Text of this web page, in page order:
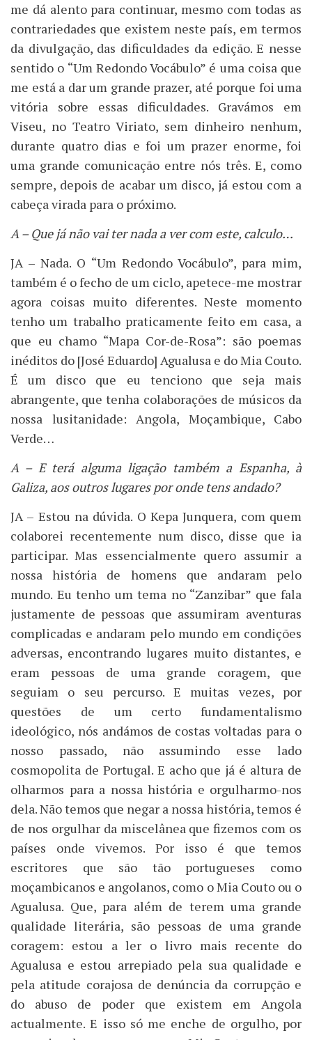
me dá alento para continuar, mesmo com todas as
contrariedades que existem neste país, em termos
da divulgação, das dificuldades da edição. E nesse
sentido o “Um Redondo Vocábulo” é uma coisa que
me está a dar um grande prazer, até porque foi uma
vitória sobre essas dificuldades. Gravámos em
Viseu, no Teatro Viriato, sem dinheiro nenhum,
durante quatro dias e foi um prazer enorme, foi
uma grande comunicação entre nós três. E, como
sempre, depois de acabar um disco, já estou com a
cabeça virada para o próximo.
A – Que já não vai ter nada a ver com este, calculo…
JA – Nada. O “Um Redondo Vocábulo”, para mim,
também é o fecho de um ciclo, apetece-me mostrar
agora coisas muito diferentes. Neste momento
tenho um trabalho praticamente feito em casa, a
que eu chamo “Mapa Cor-de-Rosa”: são poemas
inéditos do [José Eduardo] Agualusa e do Mia Couto.
É um disco que eu tenciono que seja mais
abrangente, que tenha colaborações de músicos da
nossa lusitanidade: Angola, Moçambique, Cabo
Verde…
A – E terá alguma ligação também a Espanha, à
Galiza, aos outros lugares por onde tens andado?
JA – Estou na dúvida. O Kepa Junquera, com quem
colaborei recentemente num disco, disse que ia
participar. Mas essencialmente quero assumir a
nossa história de homens que andaram pelo
mundo. Eu tenho um tema no “Zanzibar” que fala
justamente de pessoas que assumiram aventuras
complicadas e andaram pelo mundo em condições
adversas, encontrando lugares muito distantes, e
eram pessoas de uma grande coragem, que
seguiam o seu percurso. E muitas vezes, por
questões de um certo fundamentalismo
ideológico, nós andámos de costas voltadas para o
nosso passado, não assumindo esse lado
cosmopolita de Portugal. E acho que já é altura de
olharmos para a nossa história e orgulharmo-nos
dela. Não temos que negar a nossa história, temos é
de nos orgulhar da miscelânea que fizemos com os
países onde vivemos. Por isso é que temos
escritores que são tão portugueses como
moçambicanos e angolanos, como o Mia Couto ou o
Agualusa. Que, para além de terem uma grande
qualidade literária, são pessoas de uma grande
coragem: estou a ler o livro mais recente do
Agualusa e estou arrepiado pela sua qualidade e
pela atitude corajosa de denúncia da corrupção e
do abuso de poder que existem em Angola
actualmente. E isso só me enche de orgulho, por